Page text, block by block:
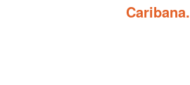
Caribana.